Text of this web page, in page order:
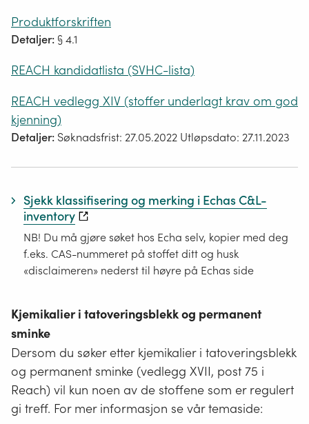
Produktforskriften
Detaljer: § 4.1
REACH kandidatlista (SVHC-lista)
REACH vedlegg XIV (stoffer underlagt krav om god
kjenning)
Detaljer: Søknadsfrist: 27.05.2022 Utløpsdato: 27.11.2023
Sjekk klassifisering og merking i Echas C&L-
inventory
NB! Du må gjøre søket hos Echa selv, kopier med deg
f.eks. CAS-nummeret på stoffet ditt og husk
«disclaimeren» nederst til høyre på Echas side
Kjemikalier i tatoveringsblekk og permanent
sminke
Dersom du søker etter kjemikalier i tatoveringsblekk
og permanent sminke (vedlegg XVII, post 75 i
Reach) vil kun noen av de stoffene som er regulert
gi treff. For mer informasjon se vår temaside: